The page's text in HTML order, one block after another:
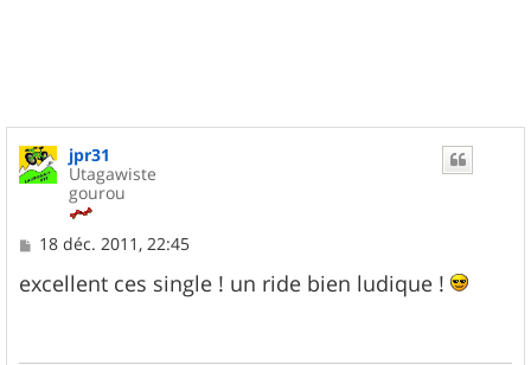
jpr31
Utagawiste
gourou
M
s
s
18 déc. 2011, 22:45
excellent ces single ! un ride bien ludique !